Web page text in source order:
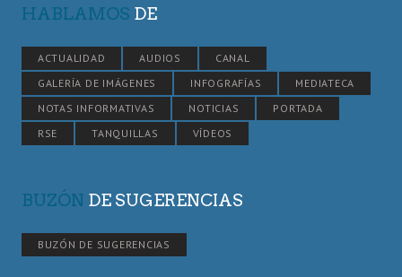
HABLAMOS DE
ACTUALIDAD AUDIOS
CANAL
GALERÍA DE IMÁGENES
INFOGRAFÍAS
MEDIATECA
NOTAS INFORMATIVAS
NOTICIAS
PORTADA
RSE
TANQUILLAS VÍDEOS
BUZÓN DE SUGERENCIAS
BUZÓN DE SUGERENCIAS